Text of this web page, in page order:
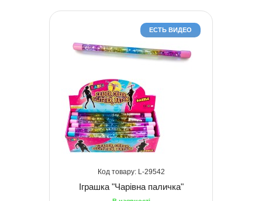
ЕСТЬ ВИДЕО
29542
Іграшка "Чарівна паличка"